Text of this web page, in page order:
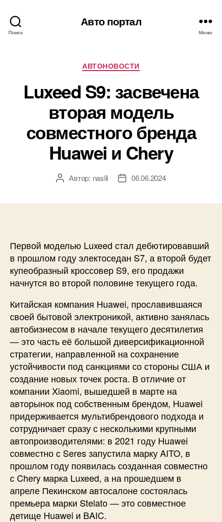
Поиск
Авто портал
Меню
Рубрики
АВТОНОВОСТИ
Luxeed S9: засвечена
вторая модель
совместного бренда
Huawei и Chery
АвторАвтор: naslil
Дата06.06.2024
Первой моделью Luxeed стал дебютировавший
в прошлом году электоседан S7, а второй будет
купеобразный кроссовер S9, его продажи
начнутся во второй половине текущего года.
Китайская компания Huawei, прославившаяся
своей бытовой электроникой, активно занялась
автобизнесом в начале текущего десятилетия
— это часть её большой диверсификационной
стратегии, направленной на сохранение
устойчивости под санкциями со стороны США и
создание новых точек роста. В отличие от
компании Xiaomi, вышедшей в марте на
авторынок под собственным брендом, Huawei
придерживается мультибрендового подхода и
сотрудничает сразу с несколькими крупными
автопроизводителями: в 2021 году Huawei
совместно с Seres запустила марку AITO, в
прошлом году появилась созданная совместно
с Chery марка Luxeed, а на прошедшем в
апреле Пекинском автосалоне состоялась
премьера марки Stelato — это совместное
детище Huawei и BAIC.